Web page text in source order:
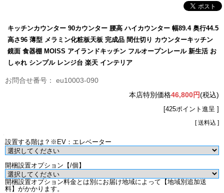
キッチンカウンター 90カウンター 腰高 ハイカウンター 幅89.4 奥行44.5
高さ96 薄型 メラミン化粧板天板 完成品 間仕切り カウンターキッチン
鏡面 食器棚 MOISS アイランドキッチン フルオープンレール 新生活 お
しゃれ シンプル レンジ台 楽天 インテリア
eu10003-090
本店特別価格46,800円(税込)
[425ポイント進呈 ]
[ 送料込 ]
設置する階は？※EV：エレベーター
開梱設置オプション【/個】
開梱設置オプション料金とは別にお届け地域によって【地域別追加送
料】がかかります。